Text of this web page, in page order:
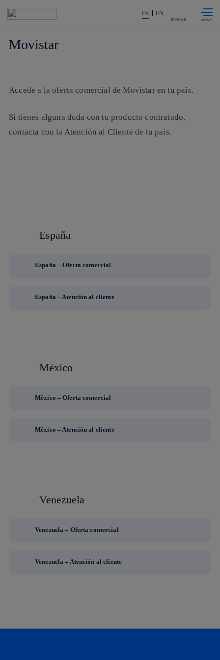
La acción en accionistas e
ES EN
BUSCAR
Movistar
Accede a la oferta comercial de Movistar en tu país.
Si tienes alguna duda con tu producto contratado,
contacta con la Atención al Cliente de tu país.
España
España – Oferta comercial
España – Atención al cliente
México
México – Oferta comercial
México – Atención al cliente
Venezuela
Venezuela – Oferta comercial
Venezuela – Atención al cliente